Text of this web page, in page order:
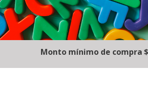
Monto mínimo de compra $